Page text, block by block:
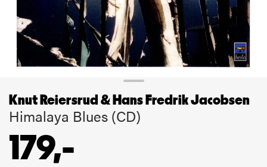
Knut Reiersrud & Hans Fredrik Jacobsen
Himalaya Blues (CD)
179,-